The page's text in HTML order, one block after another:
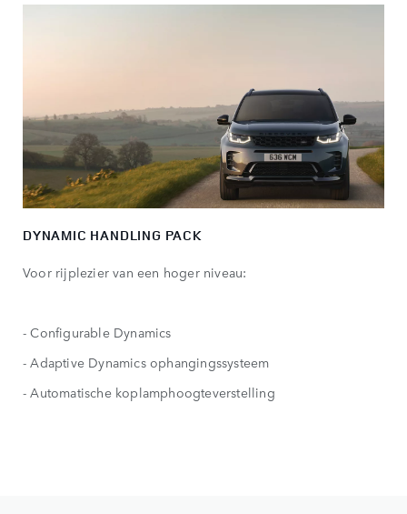
DYNAMIC HANDLING PACK
Voor rijplezier van een hoger niveau:
- Configurable Dynamics
- Adaptive Dynamics ophangingssysteem
- Automatische koplamphoogteverstelling